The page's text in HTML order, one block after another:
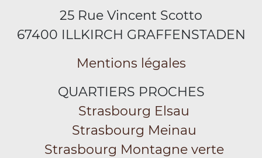
25 Rue Vincent Scotto
67400 ILLKIRCH GRAFFENSTADEN
Mentions légales
QUARTIERS PROCHES
Strasbourg Elsau
Strasbourg Meinau
Strasbourg Montagne verte